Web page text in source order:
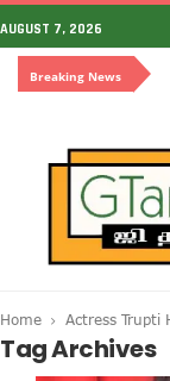
AUGUST 7, 2026
Breaking News
Home Actress Trupti
Tag Archives